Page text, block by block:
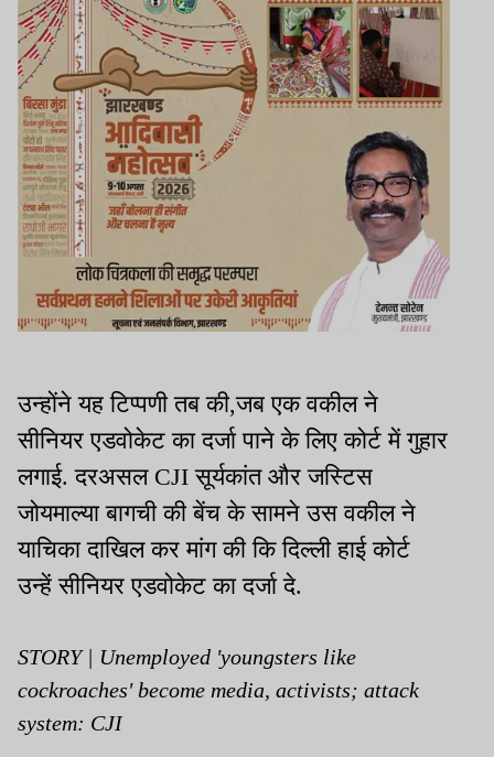
उन्होंने यह टिप्पणी तब की,जब एक वकील ने
सीनियर एडवोकेट का दर्जा पाने के लिए कोर्ट में गुहार
लगाई. दरअसल CJI सूर्यकांत और जस्टिस
जोयमाल्या बागची की बेंच के सामने उस वकील ने
याचिका दाखिल कर मांग की कि दिल्ली हाई कोर्ट
उन्हें सीनियर एडवोकेट का दर्जा दे.
STORY | Unemployed 'youngsters like
cockroaches' become media, activists; attack
system: CJI